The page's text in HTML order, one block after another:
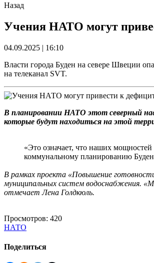
Назад
Учения НАТО могут
04.09.2025 | 16:10
Власти города Буден на севере Швеции
на телеканал SVT.
В планировании НАТО этот северный
которые будут находиться на этой
«Это означает, что наших
коммунальному планированию
В рамках проекта «Повышение
муниципальных систем водоснабжения.
отмечает Лена Голдкюль.
Просмотров: 420
НАТО
Поделиться